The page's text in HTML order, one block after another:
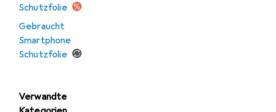
Schutzfolie
Gebraucht
Smartphone
Schutzfolie
Verwandte